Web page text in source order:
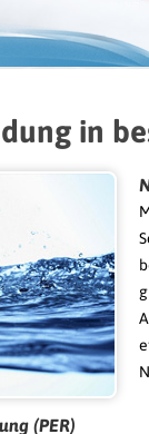
in
(PER)